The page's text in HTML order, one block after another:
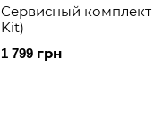
Сервисный комплект
Kit)
1 799 грн